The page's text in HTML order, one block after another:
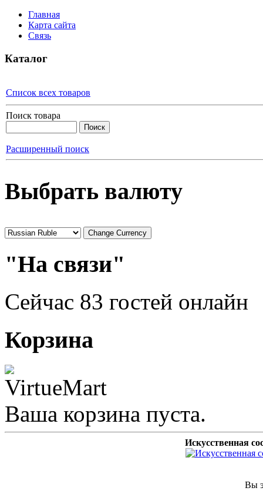
Главная
Карта сайта
Связь
Каталог
Список всех товаров
Поиск товара
Расширенный поиск
Выбрать валюту
"На связи"
Сейчас 83 гостей онлайн
Корзина
Ваша корзина пуста.
Искусственная
Вы